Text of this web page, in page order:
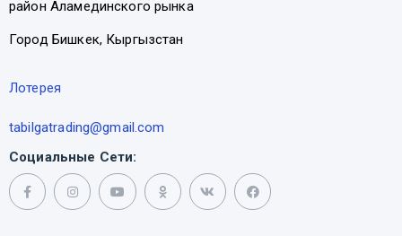
район Аламединского рынка
Город Бишкек, Кыргызстан
Лотерея
tabilgatrading@gmail.com
Социальные Сети: